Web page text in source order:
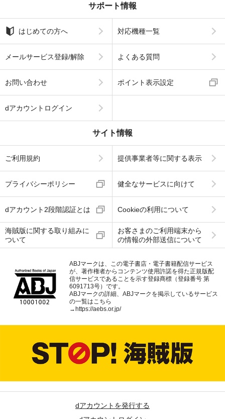
サポート情報
はじめての方へ 対応機種一覧
メールサービス登録/解除 よくある質問
お問い合わせ ポイント表示設定
dアカウントログイン
サイト情報
ご利用規約 提供事業者等に関する表示
プライバシーポリシー 健全なサービスに向けて
dアカウント2段階認証とは Cookieの利用について
海賊版に関する取り組みに
ついて
お客さまのご利用端末から
の情報の外部送信について
ABJマークは、この電子書店・電子書籍配信サービス
が、著作権者からコンテンツ使用許諾を得た正規版配
信サービスであることを示す登録商標（登録番号 第
6091713号）です。
ABJマークの詳細、ABJマークを掲示しているサービス
の一覧はこちら
→ https://aebs.or.jp/
dアカウントを発行する